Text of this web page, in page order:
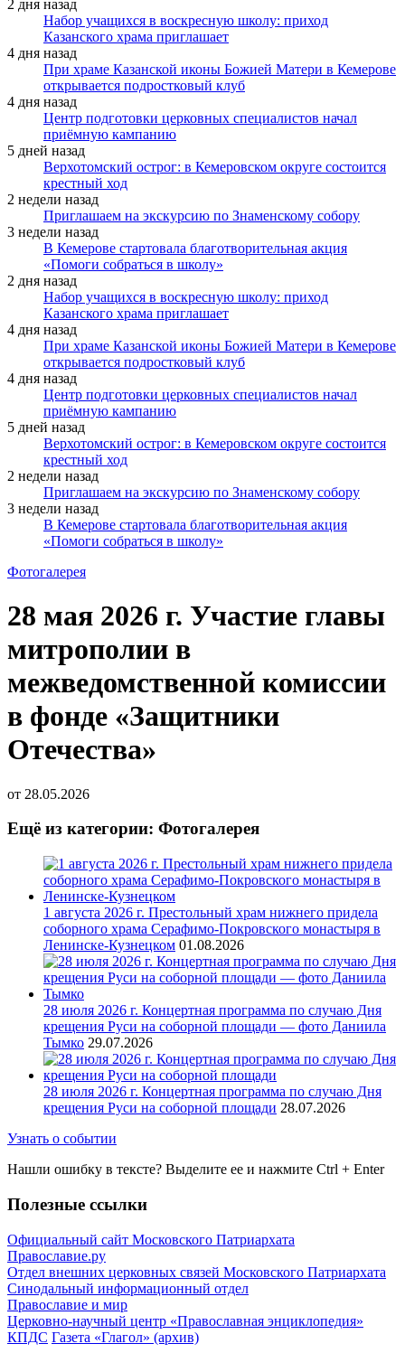
2 дня назад
Набор учащихся в воскресную школу: приход
Казанского храма приглашает
4 дня назад
При храме Казанской иконы Божией Матери в Кемерове
открывается подростковый клуб
4 дня назад
Центр подготовки церковных специалистов начал
приёмную кампанию
5 дней назад
Верхотомский острог: в Кемеровском округе состоится
крестный ход
2 недели назад
Приглашаем на экскурсию по Знаменскому собору
3 недели назад
В Кемерове стартовала благотворительная акция
«Помоги собраться в школу»
2 дня назад
Набор учащихся в воскресную школу: приход
Казанского храма приглашает
4 дня назад
При храме Казанской иконы Божией Матери в Кемерове
открывается подростковый клуб
4 дня назад
Центр подготовки церковных специалистов начал
приёмную кампанию
5 дней назад
Верхотомский острог: в Кемеровском округе состоится
крестный ход
2 недели назад
Приглашаем на экскурсию по Знаменскому собору
3 недели назад
В Кемерове стартовала благотворительная акция
«Помоги собраться в школу»
Фотогалерея
28 мая 2026 г. Участие главы
митрополии в
межведомственной комиссии
в фонде «Защитники
Отечества»
от 28.05.2026
Ещё из категории: Фотогалерея
1 августа 2026 г. Престольный храм нижнего придела
соборного храма Серафимо-Покровского монастыря в
Ленинске-Кузнецком 01.08.2026
28 июля 2026 г. Концертная программа по случаю Дня
крещения Руси на соборной площади — фото Даниила
Тымко 29.07.2026
28 июля 2026 г. Концертная программа по случаю Дня
крещения Руси на соборной площади 28.07.2026
Узнать о событии
Нашли ошибку в тексте? Выделите ее и нажмите Ctrl + Enter
Полезные ссылки
Официальный сайт Московского Патриархата
Православие.ру
Отдел внешних церковных связей Московского Патриархата
Синодальный информационный отдел
Православие и мир
Церковно-научный центр «Православная энциклопедия»
КПДС Газета «Глагол» (архив)